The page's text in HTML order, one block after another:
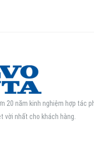
20 năm kinh nghiệm hợp tác
nhất cho khách hàng.